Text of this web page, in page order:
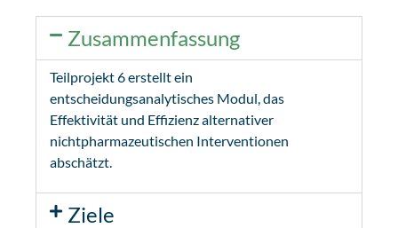
Zusammenfassung
Teilprojekt 6 erstellt ein
entscheidungsanalytisches Modul, das
Effektivität und Effizienz alternativer
nichtpharmazeutischen Interventionen
abschätzt.
Ziele